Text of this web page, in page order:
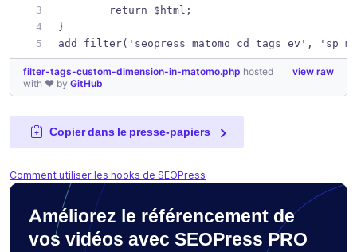
	return $html;
}
add_filter('seopress_matomo_cd_tags_ev',
view raw
filter-tags-custom-dimension-in-matomo.php hosted
with ❤ by GitHub
Copier dans le presse-papiers
Comment utiliser les hooks de SEOPress
Améliorez le référencement de
vos vidéos avec SEOPress PRO